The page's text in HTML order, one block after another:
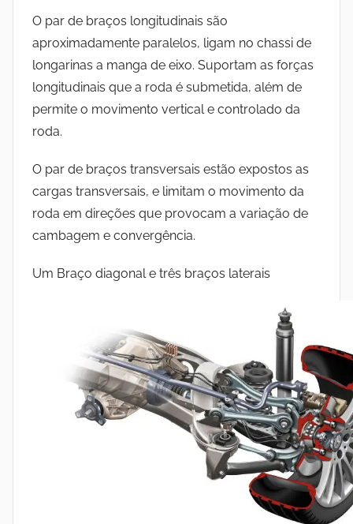
O par de braços longitudinais são
aproximadamente paralelos, ligam no chassi de
longarinas a manga de eixo. Suportam as forças
longitudinais que a roda é submetida, além de
permite o movimento vertical e controlado da
roda.
O par de braços transversais estão expostos as
cargas transversais, e limitam o movimento da
roda em direções que provocam a variação de
cambagem e convergência.
Um Braço diagonal e três braços laterais